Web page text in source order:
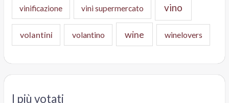
vinificazione vini supermercato vino
volantini volantino wine winelovers
I più votati